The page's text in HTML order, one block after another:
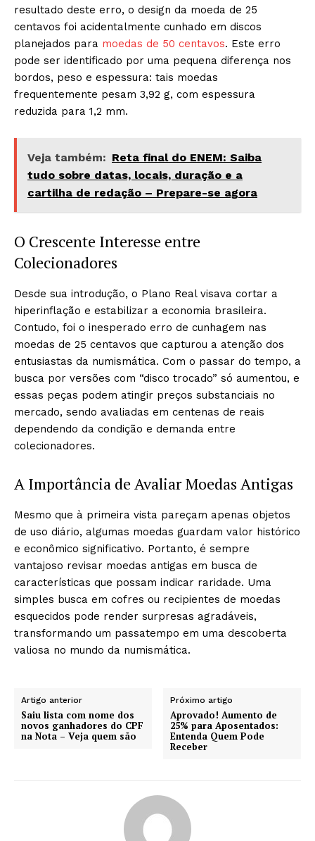
resultado deste erro, o design da moeda de 25
centavos foi acidentalmente cunhado em discos
planejados para moedas de 50 centavos. Este erro
pode ser identificado por uma pequena diferença nos
bordos, peso e espessura: tais moedas
frequentemente pesam 3,92 g, com espessura
reduzida para 1,2 mm.
Veja também: Reta final do ENEM: Saiba
tudo sobre datas, locais, duração e a
cartilha de redação – Prepare-se agora
O Crescente Interesse entre
Colecionadores
Desde sua introdução, o Plano Real visava cortar a
hiperinflação e estabilizar a economia brasileira.
Contudo, foi o inesperado erro de cunhagem nas
moedas de 25 centavos que capturou a atenção dos
entusiastas da numismática. Com o passar do tempo, a
busca por versões com “disco trocado” só aumentou, e
essas peças podem atingir preços substanciais no
mercado, sendo avaliadas em centenas de reais
dependendo da condição e demanda entre
colecionadores.
A Importância de Avaliar Moedas Antigas
Mesmo que à primeira vista pareçam apenas objetos
de uso diário, algumas moedas guardam valor histórico
e econômico significativo. Portanto, é sempre
vantajoso revisar moedas antigas em busca de
características que possam indicar raridade. Uma
simples busca em cofres ou recipientes de moedas
esquecidos pode render surpresas agradáveis,
transformando um passatempo em uma descoberta
valiosa no mundo da numismática.
Artigo anterior
Saiu lista com nome dos
novos ganhadores do CPF
na Nota – Veja quem são
Próximo artigo
Aprovado! Aumento de
25% para Aposentados:
Entenda Quem Pode
Receber